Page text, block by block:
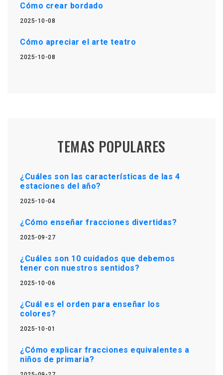
Cómo crear bordado
2025-10-08
Cómo apreciar el arte teatro
2025-10-08
TEMAS POPULARES
¿Cuáles son las características de las 4
estaciones del año?
2025-10-04
¿Cómo enseñar fracciones divertidas?
2025-09-27
¿Cuáles son 10 cuidados que debemos
tener con nuestros sentidos?
2025-10-06
¿Cuál es el orden para enseñar los
colores?
2025-10-01
¿Cómo explicar fracciones equivalentes a
niños de primaria?